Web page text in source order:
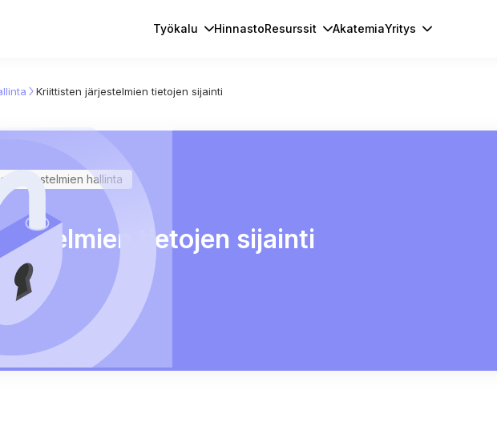
Työkalu HinnastoResurssit AkatemiaYritys
Kriittisten järjestelmien tietojen sijainti
hallinta
tietojen sijainti